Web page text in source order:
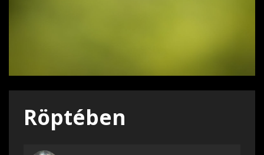
Röptében